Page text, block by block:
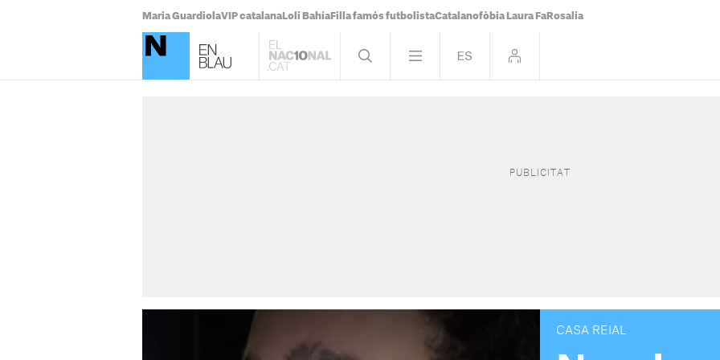
Maria GuardiolaVIP catalana Loli Bahía Filla famós futbolistaCatalanofòbia Laura Fa Rosalía
CASA REIAL